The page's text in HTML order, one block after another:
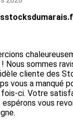
Nous sommes
cliente des
vous a manqué
ci. Votre
vous